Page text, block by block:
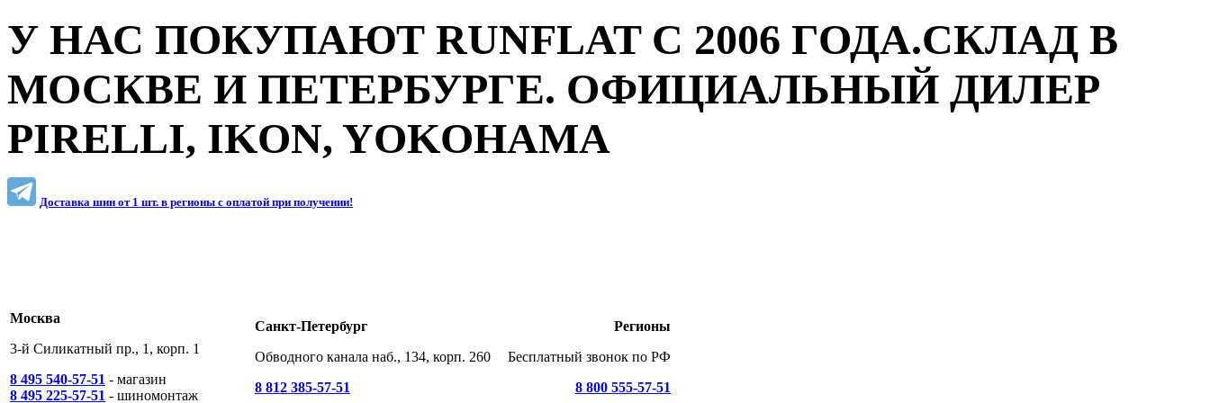
У НАС ПОКУПАЮТ RUNFLAT С 2006 ГОДА.СКЛАД В
МОСКВЕ И ПЕТЕРБУРГЕ. ОФИЦИАЛЬНЫЙ ДИЛЕР
PIRELLI, IKON, YOKOHAMA
Доставка шин от 1 шт. в регионы c оплатой при получении!
Москва
3-й Силикатный пр., 1, корп. 1
8 495 540-57-51 - магазин
8 495 225-57-51 - шиномонтаж
Санкт-Петербург
Обводного канала наб., 134, корп. 260
8 812 385-57-51
Регионы
Бесплатный звонок по РФ
8 800 555-57-51